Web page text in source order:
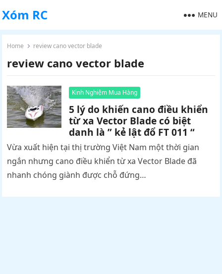
Xóm RC MENU
Home review cano vector blade
review cano vector blade
Kinh Nghiệm Mua Hàng
5 lý do khiến cano điều khiển
từ xa Vector Blade có biệt
danh là ” kẻ lật đổ FT 011 “
Vừa xuất hiện tại thị trường Việt Nam một thời gian
ngắn nhưng cano điều khiển từ xa Vector Blade đã
nhanh chóng giành được chỗ đứng…